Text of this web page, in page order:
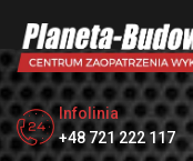
Infolinia
+48 721 222 117